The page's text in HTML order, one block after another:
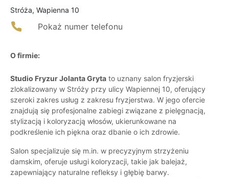
Stróża, Wapienna 10
Pokaż numer telefonu
O firmie:
Studio Fryzur Jolanta Gryta to uznany salon fryzjerski
zlokalizowany w Stróży przy ulicy Wapiennej 10, oferujący
szeroki zakres usług z zakresu fryzjerstwa. W jego ofercie
znajdują się profesjonalne zabiegi związane z pielęgnacją,
stylizacją i koloryzacją włosów, ukierunkowane na
podkreślenie ich piękna oraz dbanie o ich zdrowie.
Salon specjalizuje się m.in. w precyzyjnym strzyżeniu
damskim, oferuje usługi koloryzacji, takie jak balejaż,
zapewniający naturalne refleksy i głębię barwy.